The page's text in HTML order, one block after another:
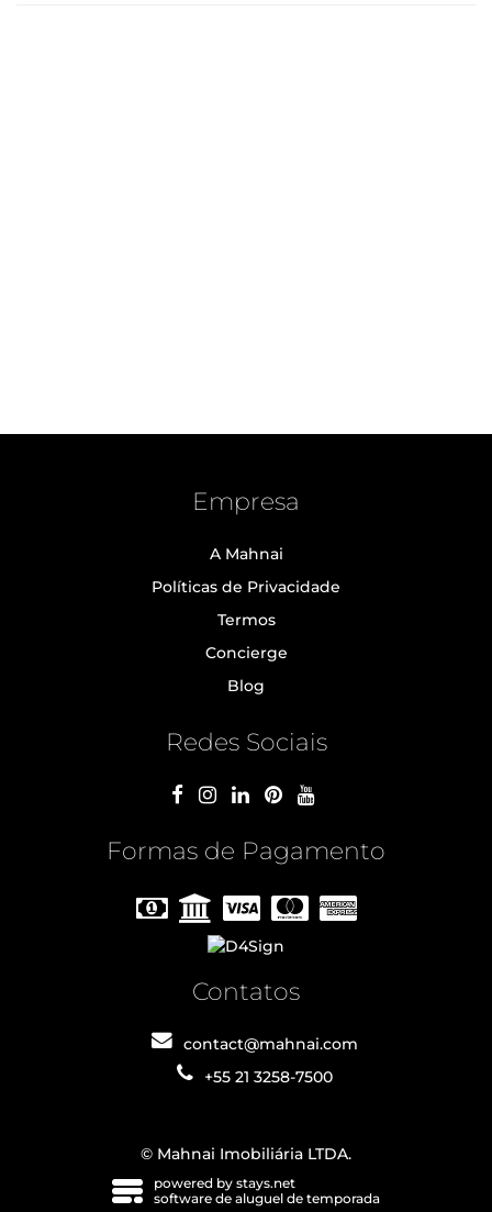
Empresa
A Mahnai
Políticas de Privacidade
Termos
Concierge
Blog
Redes Sociais
Formas de Pagamento
Contatos
contact@mahnai.com
+55 21 3258-7500
© Mahnai Imobiliária LTDA.
powered by stays.net
software de aluguel de temporada